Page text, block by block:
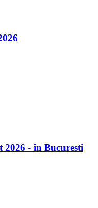
2026 - în Bucuresti